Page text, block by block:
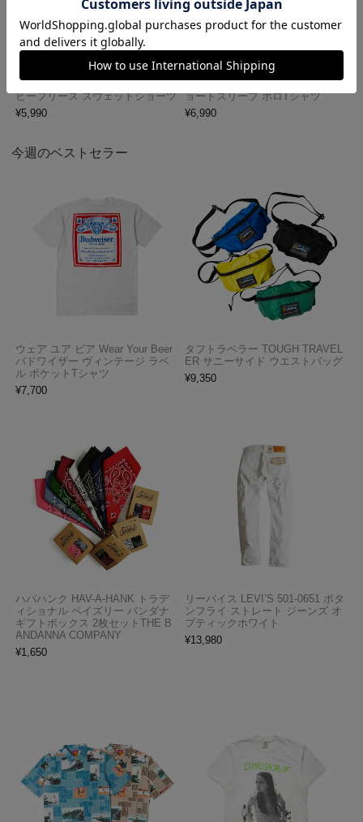
ロサンゼルスアパレル LOSANGE
LES APPAREL HF02 14オンス ヘ
ビーフリース スウェットショーツ
¥5,990
ロサンゼルスアパレル LOS ANGE
LES APPAREL 18412GD 18/1 シ
ョートスリーブ ポロTシャツ
¥6,990
今週のベストセラー
ウェア ユア ビア Wear Your Beer
バドワイザー ヴィンテージ ラベ
ル ポケットTシャツ
¥7,700
タフトラベラー TOUGH TRAVEL
ER サニーサイド ウエストバッグ
¥9,350
ハバハンク HAV-A-HANK トラデ
ィショナル ペイズリー バンダナ
ギフトボックス 2枚セットTHE B
ANDANNA COMPANY
¥1,650
リーバイス LEVI’S 501-0651 ボタ
ンフライ ストレート ジーンズ オ
プティックホワイト
¥13,980